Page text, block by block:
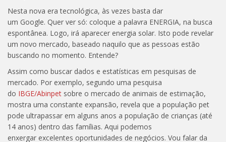
Nesta nova era tecnológica, às vezes basta dar
um Google. Quer ver só: coloque a palavra ENERGIA, na busca
espontânea. Logo, irá aparecer energia solar. Isto pode revelar
um novo mercado, baseado naquilo que as pessoas estão
buscando no momento. Entende?
Assim como buscar dados e estatísticas em pesquisas de
mercado. Por exemplo, segundo uma pesquisa
do IBGE/Abinpet sobre o mercado de animais de estimação,
mostra uma constante expansão, revela que a população pet
pode ultrapassar em alguns anos a população de crianças (até
14 anos) dentro das famílias. Aqui podemos
enxergar excelentes oportunidades de negócios. Vou falar da